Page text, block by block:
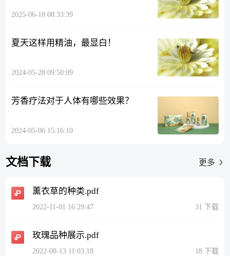
2025-06-18 08:33:39
夏天这样用精油，最显白！
2024-05-28 09:50:09
芳香疗法对于人体有哪些效果？
2024-05-06 15:16:10
文档下载 更多
薰衣草的种类.pdf
2022-11-01 16:29:47 31 下载
玫瑰品种展示.pdf
2022-08-13 11:03:18 18 下载